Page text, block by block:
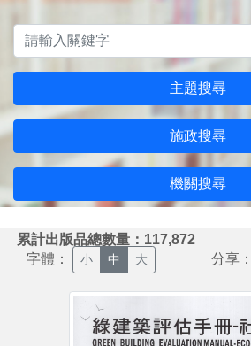
主題搜尋
施政搜尋
機關搜尋
累計出版品總數量：117,872
字體： 小 中 大 分享：